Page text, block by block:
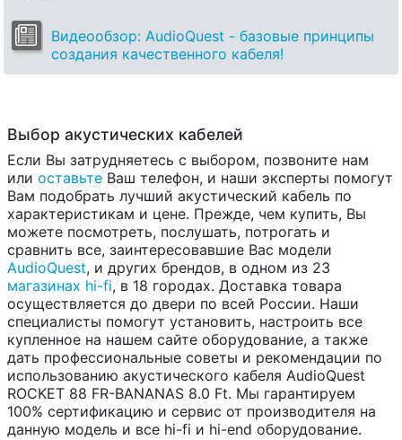
Видеообзор: AudioQuest - базовые принципы
создания качественного кабеля!
Выбор акустических кабелей
Если Вы затрудняетесь с выбором, позвоните нам
или оставьте Ваш телефон, и наши эксперты помогут
Вам подобрать лучший акустический кабель по
характеристикам и цене. Прежде, чем купить, Вы
можете посмотреть, послушать, потрогать и
сравнить все, заинтересовавшие Вас модели
AudioQuest, и других брендов, в одном из 23
магазинах hi-fi, в 18 городах. Доставка товара
осуществляется до двери по всей России. Наши
специалисты помогут установить, настроить все
купленное на нашем сайте оборудование, а также
дать профессиональные советы и рекомендации по
использованию акустического кабеля AudioQuest
ROCKET 88 FR-BANANAS 8.0 Ft. Мы гарантируем
100% сертификацию и сервис от производителя на
данную модель и все hi-fi и hi-end оборудование.